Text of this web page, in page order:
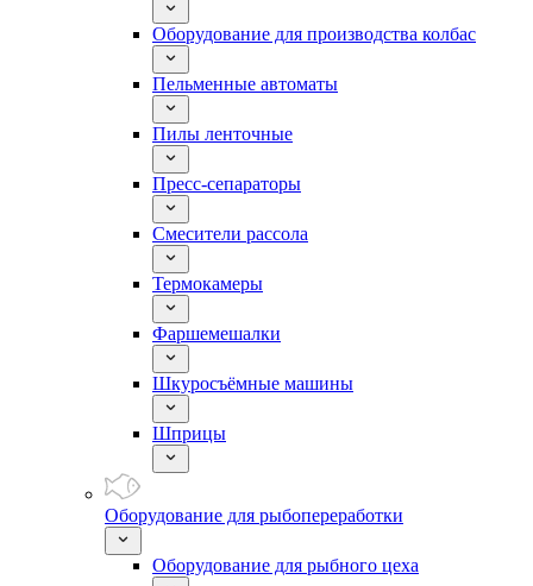
Оборудование для производства колбас
Пельменные автоматы
Пилы ленточные
Пресс-сепараторы
Смесители рассола
Термокамеры
Фаршемешалки
Шкуросъёмные машины
Шприцы
Оборудование для рыбопереработки
Оборудование для рыбного цеха